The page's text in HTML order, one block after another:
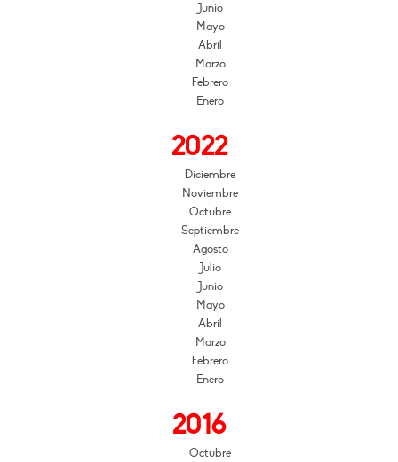
Junio
Mayo
Abril
Marzo
Febrero
Enero
2022
Diciembre
Noviembre
Octubre
Septiembre
Agosto
Julio
Junio
Mayo
Abril
Marzo
Febrero
Enero
2016
Octubre